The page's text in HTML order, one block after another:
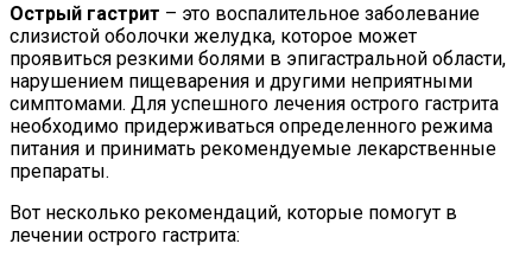
Острый гастрит – это воспалительное заболевание
слизистой оболочки желудка, которое может
проявиться резкими болями в эпигастральной области,
нарушением пищеварения и другими неприятными
симптомами. Для успешного лечения острого гастрита
необходимо придерживаться определенного режима
питания и принимать рекомендуемые лекарственные
препараты.
Вот несколько рекомендаций, которые помогут в
лечении острого гастрита: